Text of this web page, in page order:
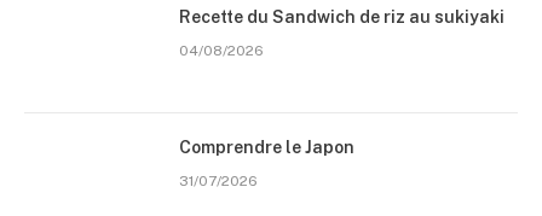
Recette du Sandwich de riz au sukiyaki
04/08/2026
Comprendre le Japon
31/07/2026